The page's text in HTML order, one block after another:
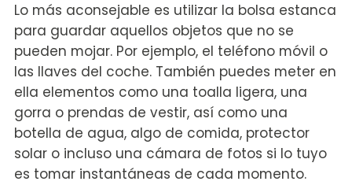
Lo más aconsejable es utilizar la bolsa estanca
para guardar aquellos objetos que no se
pueden mojar. Por ejemplo, el teléfono móvil o
las llaves del coche. También puedes meter en
ella elementos como una toalla ligera, una
gorra o prendas de vestir, así como una
botella de agua, algo de comida, protector
solar o incluso una cámara de fotos si lo tuyo
es tomar instantáneas de cada momento.